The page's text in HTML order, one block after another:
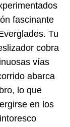
fascinante
Tu
cobra
vías
abarca
lo que
en los